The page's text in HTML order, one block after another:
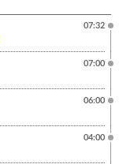
07:32
07:00
06:00
04:00